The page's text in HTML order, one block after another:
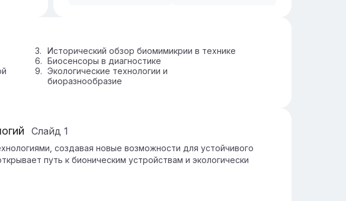
Исторический обзор биомимикрии в технике
Биосенсоры в диагностике
Экологические технологии и
биоразнообразие
Слайд 1
создавая новые возможности для устойчивого
путь к бионическим устройствам и экологически